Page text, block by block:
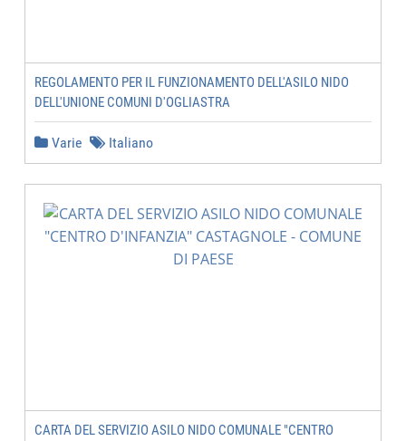
REGOLAMENTO PER IL FUNZIONAMENTO DELL'ASILO NIDO
DELL'UNIONE COMUNI D'OGLIASTRA
Varie Italiano
CARTA DEL SERVIZIO ASILO NIDO COMUNALE "CENTRO